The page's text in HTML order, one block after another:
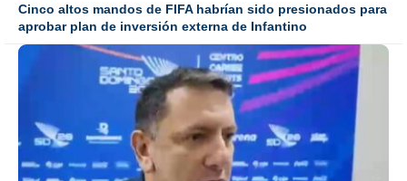
Cinco altos mandos de FIFA habrían sido presionados para
aprobar plan de inversión externa de Infantino